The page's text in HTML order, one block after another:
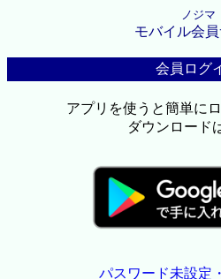
ノジマ
モバイル会員
会員ログ
アプリを使うと簡単に
ダウンロード
パスワード未設定